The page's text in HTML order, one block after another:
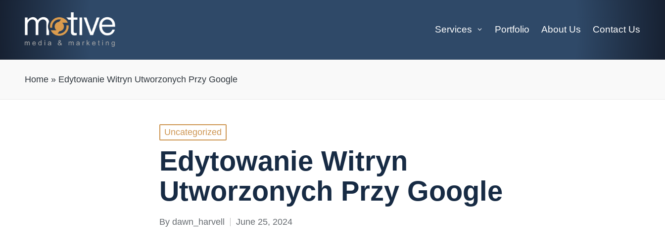
Services Portfolio About Us Contact Us
Home » Edytowanie Witryn Utworzonych Przy Google
Posted
Uncategorized
Edytowanie Witryn
Utworzonych Przy Google
Posted
By dawn_harvell June 25, 2024